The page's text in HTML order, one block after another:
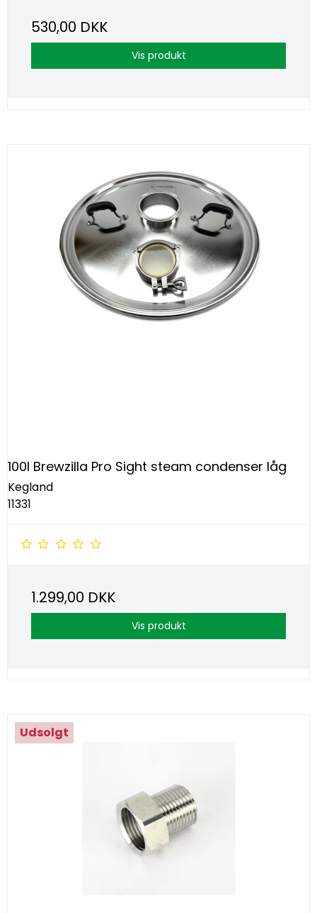
530,00 DKK
Vis produkt
100l Brewzilla Pro Sight steam condenser låg
Kegland
11331
1.299,00 DKK
Vis produkt
Udsolgt